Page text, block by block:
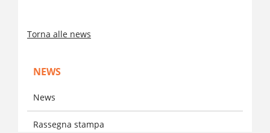
Torna alle news
NEWS
News
Rassegna stampa